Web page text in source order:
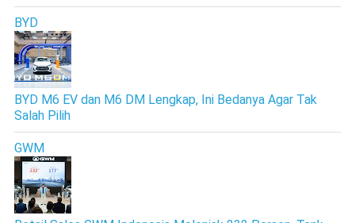
BYD
BYD M6 EV dan M6 DM Lengkap, Ini Bedanya Agar Tak
Salah Pilih
GWM